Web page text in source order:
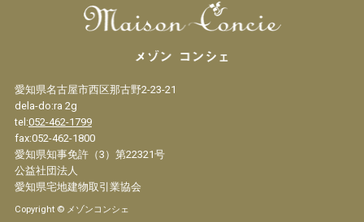
愛知県名古屋市西区那古野2-23-21
dela-do:ra 2g
tel:052-462-1799
fax:052-462-1800
愛知県知事免許（3）第22321号
公益社団法人
愛知県宅地建物取引業協会
Copyright © メゾンコンシェ